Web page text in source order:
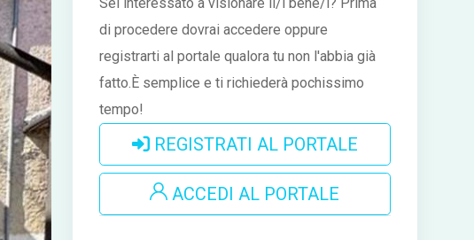
di procedere dovrai accedere oppure
registrarti al portale qualora tu non l'abbia già
fatto.È semplice e ti richiederà pochissimo
tempo!
REGISTRATI AL PORTALE
ACCEDI AL PORTALE